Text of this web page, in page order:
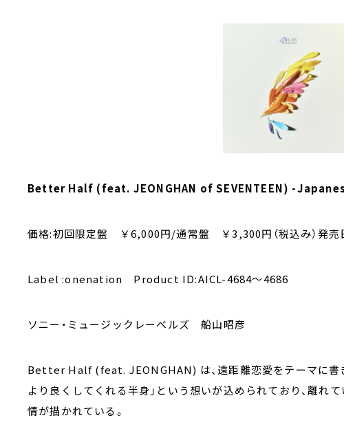
Better Half (feat. JEONGHAN of SEVENTEEN) -
価格:初回限定盤 ￥6,000円/通常盤 ￥3,300円（税込み）発売
Label :onenation Product ID:AICL-4684～4686
ソニー・ミュージックレーベルズ 船山昭彦
Better Half (feat. JEONGHAN) は、遠距離恋愛をテーマに書
より良くしてくれる半身」という想いが込められており、離れ
情が描かれている。